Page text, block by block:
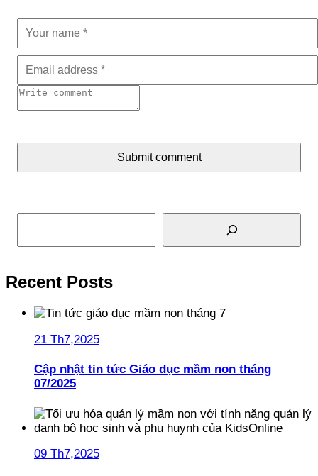
Submit comment
Tìm kiếm
Recent Posts
21 Th7,2025
Cập nhật tin tức Giáo dục mầm non tháng
07/2025
09 Th7,2025